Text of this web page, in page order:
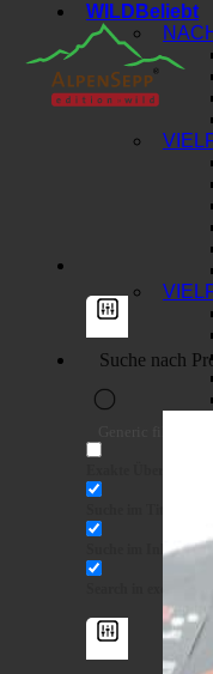
Suche im Inhalt
WILD